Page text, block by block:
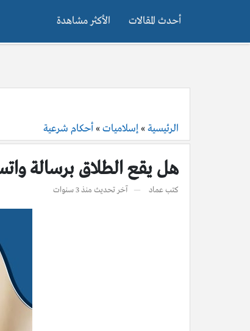
أحدث المقالات الأكثر مشاهدة
الرئيسية »إسلاميات » أحكام شرعية
هل يقع الطلاق برسالة
كتبعماد آخر تحديث منذ 3 سنوات